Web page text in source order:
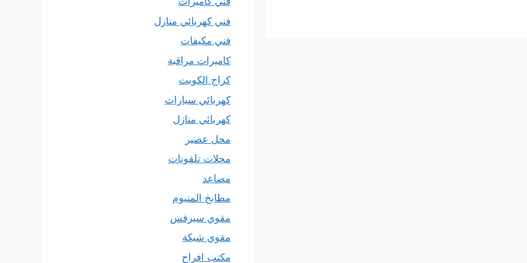
فني كهربائي منازل
فني مكيفات
كاميرات مراقبة
كراج الكويت
كهربائي سيارات
كهربائي منازل
محل عصير
محلات تلفونات
مصاعد
مطابخ المنيوم
مقوي سيرفس
مقوي شبكة
مكتب افراح